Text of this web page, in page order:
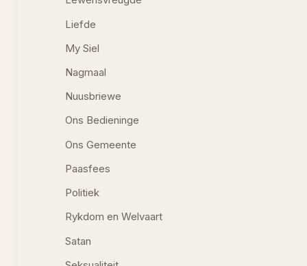
Liefde
My Siel
Nagmaal
Nuusbriewe
Ons Bedieninge
Ons Gemeente
Paasfees
Politiek
Rykdom en Welvaart
Satan